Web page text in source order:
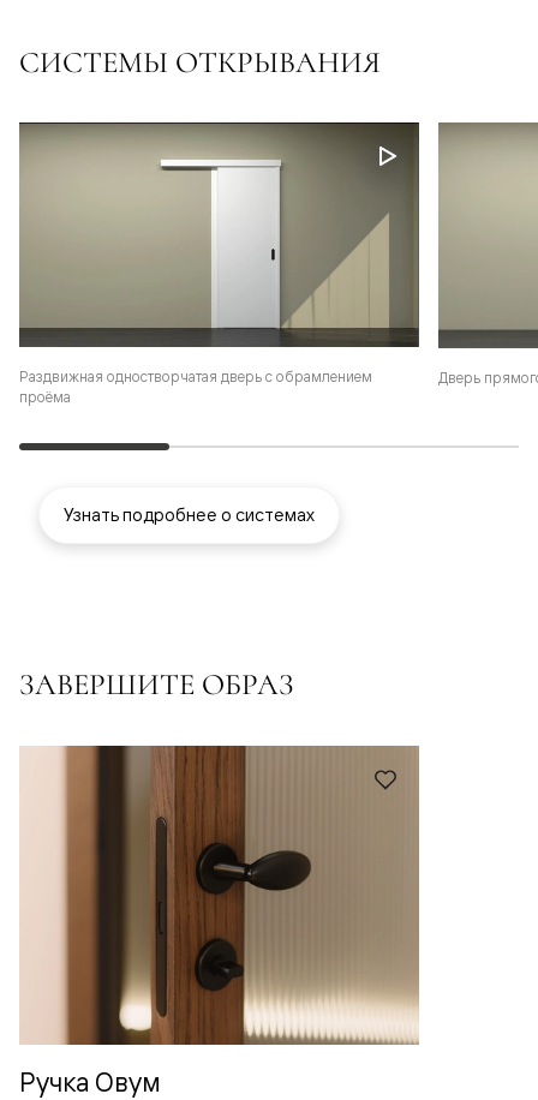
СИСТЕМЫ ОТКРЫВАНИЯ
Раздвижная одностворчатая дверь с обрамлением
проёма
Дверь
Узнать подробнее о системах
ЗАВЕРШИТЕ ОБРАЗ
Ручка Овум